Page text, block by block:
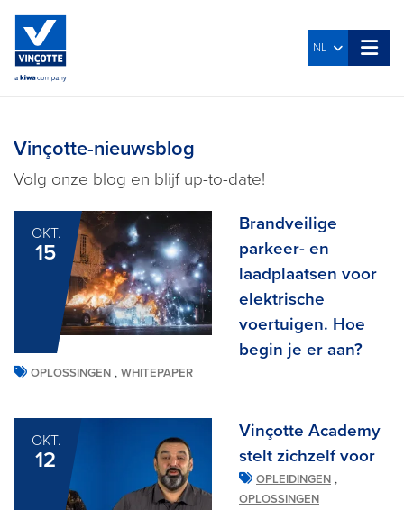
NL
Vinçotte-nieuwsblog
Volg onze blog en blijf up-to-date!
OKT.
15
Brandveilige
parkeer- en
laadplaatsen voor
elektrische
voertuigen. Hoe
begin je er aan?
OPLOSSINGEN , WHITEPAPER
OKT.
12
Vinçotte Academy
stelt zichzelf voor
OPLEIDINGEN ,
OPLOSSINGEN